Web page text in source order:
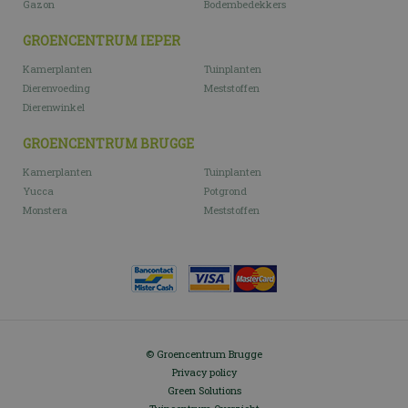
Gazon Bodembedekkers
GROENCENTRUM IEPER
Kamerplanten
Tuinplanten
Dierenvoeding
Meststoffen
Dierenwinkel
GROENCENTRUM BRUGGE
Kamerplanten
Tuinplanten
Yucca
Potgrond
Monstera
Meststoffen
© Groencentrum Brugge
Privacy policy
Green Solutions